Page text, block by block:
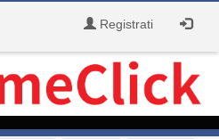
Registrati